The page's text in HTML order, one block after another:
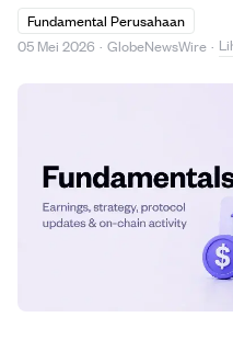
Fundamental Perusahaan
05 Mei 2026 · GlobeNewsWire ·